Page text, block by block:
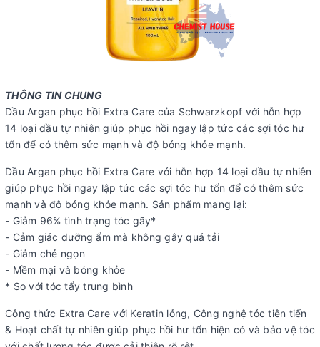
THÔNG TIN CHUNG
Dầu Argan phục hồi Extra Care của Schwarzkopf với hỗn hợp
14 loại dầu tự nhiên giúp phục hồi ngay lập tức các sợi tóc hư
tổn để có thêm sức mạnh và độ bóng khỏe mạnh.
Dầu Argan phục hồi Extra Care với hỗn hợp 14 loại dầu tự nhiên
giúp phục hồi ngay lập tức các sợi tóc hư tổn để có thêm sức
mạnh và độ bóng khỏe mạnh. Sản phẩm mang lại:
- Giảm 96% tình trạng tóc gãy*
- Cảm giác dưỡng ẩm mà không gây quá tải
- Giảm chẻ ngọn
- Mềm mại và bóng khỏe
* So với tóc tẩy trung bình
Công thức Extra Care với Keratin lỏng, Công nghệ tóc tiên tiến
& Hoạt chất tự nhiên giúp phục hồi hư tổn hiện có và bảo vệ tóc